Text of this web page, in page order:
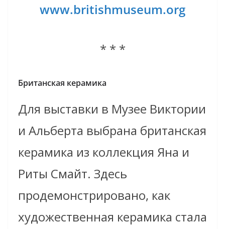
www.britishmuseum.org
* * *
Британская керамика
Для выставки в Музее Виктории
и Альберта выбрана британская
керамика из коллекция Яна и
Риты Смайт. Здесь
продемонстрировано, как
художественная керамика стала